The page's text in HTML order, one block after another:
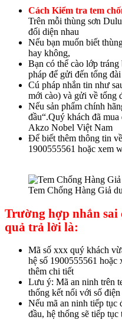
Cách Kiểm tra tem
Trên mỗi thùng sơn
đối diện nhau
Nếu bạn muốn biết
hay không,
Bạn có thể cào lớp tráng
pháp để gửi đến tổng đài
Cú pháp nhắn tin như
mới cào) và gửi về tổng
Nếu sản phẩm chính
đầu“.Quý khách đã
Akzo Nobel Việt Nam
Để biết thêm thông tin
1900555561 hoặc xem
Tem Chống Hàng Giả
Trường hợp nhắn sai
quả trả lời là:
Mã số xxx quý khách
hệ số 1900555561
thêm chi tiết
Lưu ý: Mã an ninh trên
thống kết nối với số
Nếu mã an ninh tiếp tục
đầu, hệ thống sẽ tiếp